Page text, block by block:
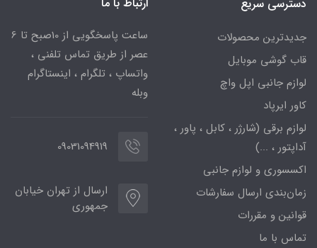
دسترسی سریع
جدیدترین محصولات
قاب گوشی موبایل
لوازم جانبی اپل واچ
کاور ایرپاد
لوازم برقی (شارژر ، کابل ، پاور ،
آداپتور ، ...)
اکسسوری و لوازم جانبی
زمان‌بندی ارسال سفارشات
قوانین و مقررات
تماس با ما
ساعت پاسخگویی از 10صبح تا 6
عصر از طریق تماس تلفنی ،
واتساپ ، تلگرام ، اینستاگرام
وبله
09031094919
ارسال از تهران خیابان
جمهوری